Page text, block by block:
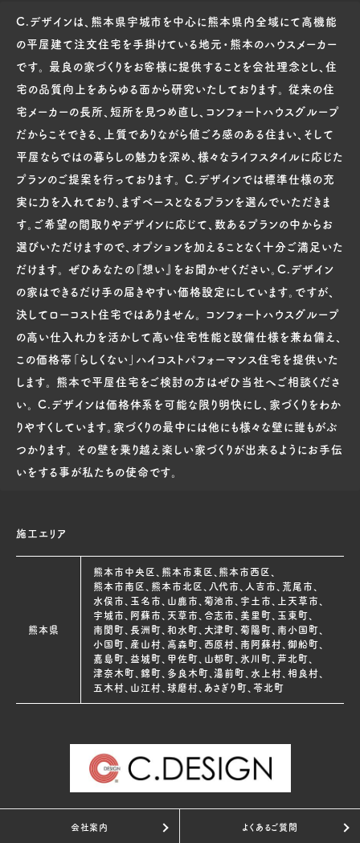
C.デザインは、熊本県宇城市を中心に熊本県内全域にて高機能
の平屋建て注文住宅を手掛けている地元・熊本のハウスメーカー
です。 最良の家づくりをお客様に提供することを会社理念とし、住
宅の品質向上をあらゆる面から研究いたしております。 従来の住
宅メーカーの長所、短所を見つめ直し、コンフォートハウスグループ
だからこそできる、上質でありながら値ごろ感のある住まい、そして
平屋ならではの暮らしの魅力を深め、様々なライフスタイルに応じた
プランのご提案を行っております。 C.デザインでは標準仕様の充
実に力を入れており、まずベースとなるプランを選んでいただきま
す。ご希望の間取りやデザインに応じて、数あるプランの中からお
選びいただけますので、オプションを加えることなく十分ご満足いた
だけます。 ぜひあなたの『想い』をお聞かせください。C.デザイン
の家はできるだけ手の届きやすい価格設定にしています。ですが、
決してローコスト住宅ではありません。 コンフォートハウスグループ
の高い仕入れ力を活かして高い住宅性能と設備仕様を兼ね備え、
この価格帯「らしくない」ハイコストパフォーマンス住宅を提供いた
します。 熊本で平屋住宅をご検討の方はぜひ当社へご相談くださ
い。 C.デザインは価格体系を可能な限り明快にし、家づくりをわか
りやすくしています。家づくりの最中には他にも様々な壁に誰もがぶ
つかります。 その壁を乗り越え楽しい家づくりが出来るようにお手伝
いをする事が私たちの使命です。
施工エリア
熊本県
熊本市中央区、熊本市東区、熊本市西区、
熊本市南区、熊本市北区、八代市、人吉市、荒尾市、
水俣市、玉名市、山鹿市、菊池市、宇土市、上天草市、
宇城市、阿蘇市、天草市、合志市、美里町、玉東町、
南関町、長洲町、和水町、大津町、菊陽町、南小国町、
小国町、産山村、高森町、西原村、南阿蘇村、御船町、
嘉島町、益城町、甲佐町、山都町、氷川町、芦北町、
津奈木町、錦町、多良木町、湯前町、水上村、相良村、
五木村、山江村、球磨村、あさぎり町、苓北町
会社案内 よくあるご質問